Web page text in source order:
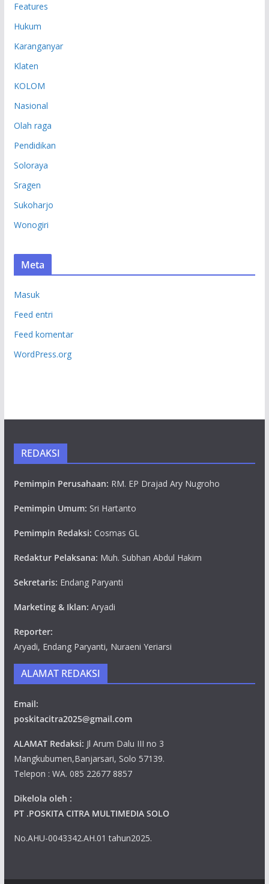
Features
Hukum
Karanganyar
Klaten
KOLOM
Nasional
Olah raga
Pendidikan
Soloraya
Sragen
Sukoharjo
Wonogiri
Meta
Masuk
Feed entri
Feed komentar
WordPress.org
REDAKSI
Pemimpin Perusahaan: RM. EP Drajad Ary Nugroho
Pemimpin Umum: Sri Hartanto
Pemimpin Redaksi: Cosmas GL
Redaktur Pelaksana: Muh. Subhan Abdul Hakim
Sekretaris: Endang Paryanti
Marketing & Iklan: Aryadi
Reporter:
Aryadi, Endang Paryanti, Nuraeni Yeriarsi
ALAMAT REDAKSI
Email:
poskitacitra2025@gmail.com
ALAMAT Redaksi: Jl Arum Dalu III no 3
Mangkubumen,Banjarsari, Solo 57139.
Telepon : WA. 085 22677 8857
Dikelola oleh :
PT .POSKITA CITRA MULTIMEDIA SOLO
No.AHU-0043342.AH.01 tahun2025.